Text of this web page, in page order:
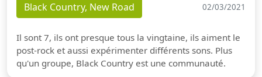
Black Country, New Road 02/03/2021
Il sont 7, ils ont presque tous la vingtaine, ils aiment le
post-rock et aussi expérimenter différents sons. Plus
qu'un groupe, Black Country est une communauté.